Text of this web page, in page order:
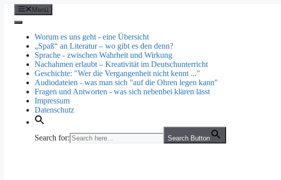
Zum
Inhalt
springen
Menü
Worum es uns geht - eine Übersicht
„Spaß“ an Literatur – wo gibt es den denn?
Sprache - zwischen Wahrheit und Wirkung
Nachahmen erlaubt – Kreativität im Deutschunterricht
Geschichte: "Wer die Vergangenheit nicht kennt ..."
Audiodateien - was man sich "auf die Ohren legen kann"
Fragen und Antworten - was sich nebenbei klären lässt
Impressum
Datenschutz
Search for: Search Button